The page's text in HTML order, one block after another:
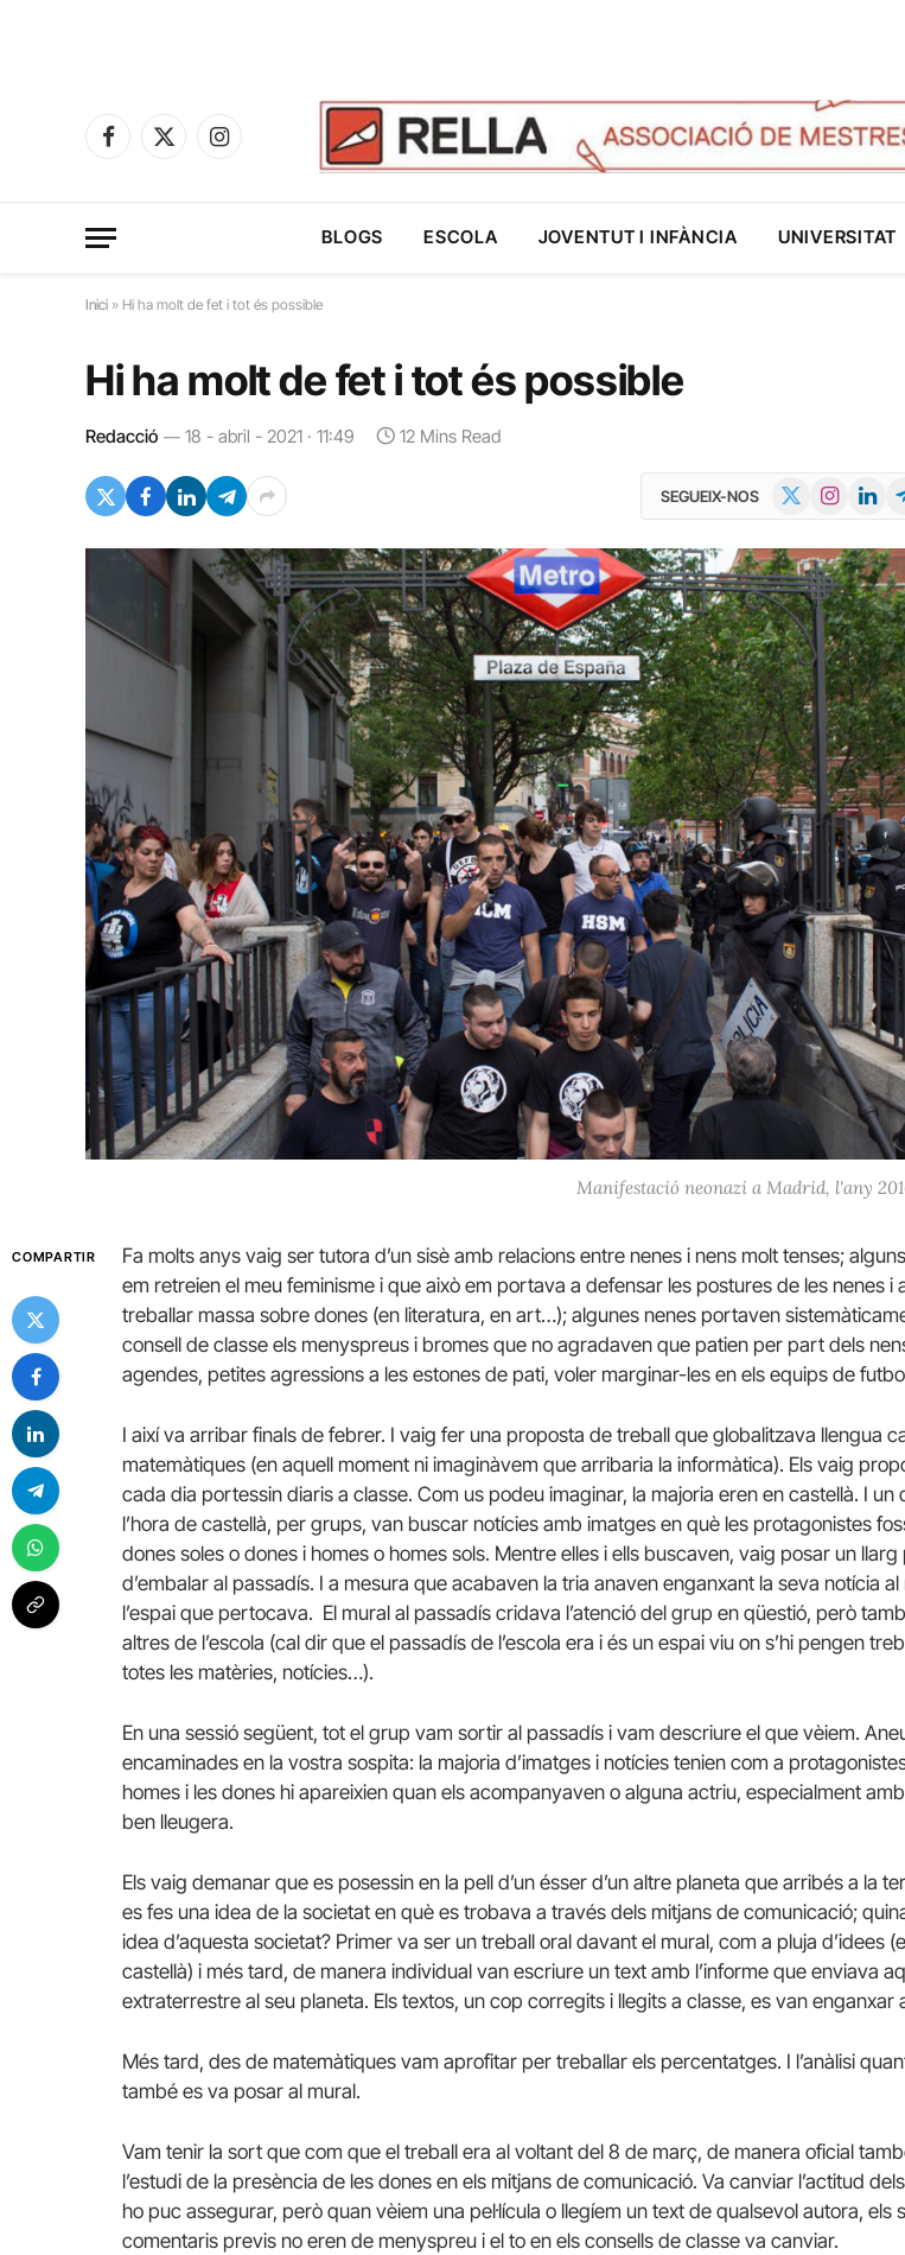
Facebook
X
Instagram
BLOGS ESCOLA JOVENTUT I INFÀNCIA UNIVERSITAT
Inici » Hi ha molt de fet i tot és possible
Hi ha molt de fet i tot és possible
Redacció 18 - abril - 2021 · 11:49 12 Mins Read
SEGUEIX-NOS Instagram
Manifestació neonazi a Madrid, l'any
COMPARTIR
Fa molts anys vaig ser tutora d’un sisè amb relacions entre nenes i nens molt tenses; alguns
em retreien el meu feminisme i que això em portava a defensar les postures de les nenes i
treballar massa sobre dones (en literatura, en art…); algunes nenes portaven
consell de classe els menyspreus i bromes que no agradaven que patien per part dels
agendes, petites agressions a les estones de pati, voler marginar-les en els equips de
I així va arribar finals de febrer. I vaig fer una proposta de treball que globalitzava llengua
matemàtiques (en aquell moment ni imaginàvem que arribaria la informàtica). Els vaig
cada dia portessin diaris a classe. Com us podeu imaginar, la majoria eren en castellà. I un
l’hora de castellà, per grups, van buscar notícies amb imatges en què les protagonistes
dones soles o dones i homes o homes sols. Mentre elles i ells buscaven, vaig posar un
d’embalar al passadís. I a mesura que acabaven la tria anaven enganxant la seva notícia al
l’espai que pertocava. El mural al passadís cridava l’atenció del grup en qüestió, però
altres de l’escola (cal dir que el passadís de l’escola era i és un espai viu on s’hi pengen
totes les matèries, notícies…).
En una sessió següent, tot el grup vam sortir al passadís i vam descriure el que vèiem.
encaminades en la vostra sospita: la majoria d’imatges i notícies tenien com a
homes i les dones hi apareixien quan els acompanyaven o alguna actriu, especialment
ben lleugera.
Els vaig demanar que es posessin en la pell d’un ésser d’un altre planeta que arribés a la
es fes una idea de la societat en què es trobava a través dels mitjans de comunicació;
idea d’aquesta societat? Primer va ser un treball oral davant el mural, com a pluja d’idees
castellà) i més tard, de manera individual van escriure un text amb l’informe que enviava
extraterrestre al seu planeta. Els textos, un cop corregits i llegits a classe, es van enganxar
Més tard, des de matemàtiques vam aprofitar per treballar els percentatges. I l’anàlisi
també es va posar al mural.
Vam tenir la sort que com que el treball era al voltant del 8 de març, de manera oficial
l’estudi de la presència de les dones en els mitjans de comunicació. Va canviar l’actitud
ho puc assegurar, però quan vèiem una pel·lícula o llegíem un text de qualsevol autora, els
comentaris previs no eren de menyspreu i el to en els consells de classe va canviar.